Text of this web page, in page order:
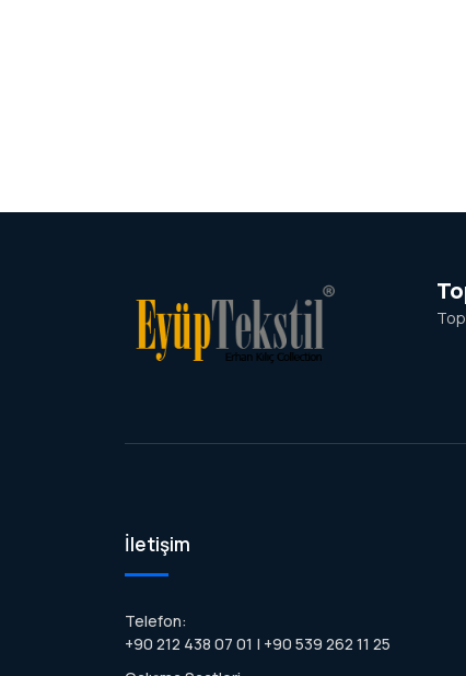
İletişim
Telefon:
+90 212 438 07 01 | +90 539 262 11 25